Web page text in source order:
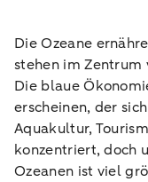
Die Ozeane
stehen im
Die blaue
erscheinen, der
Aquakultur,
konzentriert, doch
Ozeanen ist viel